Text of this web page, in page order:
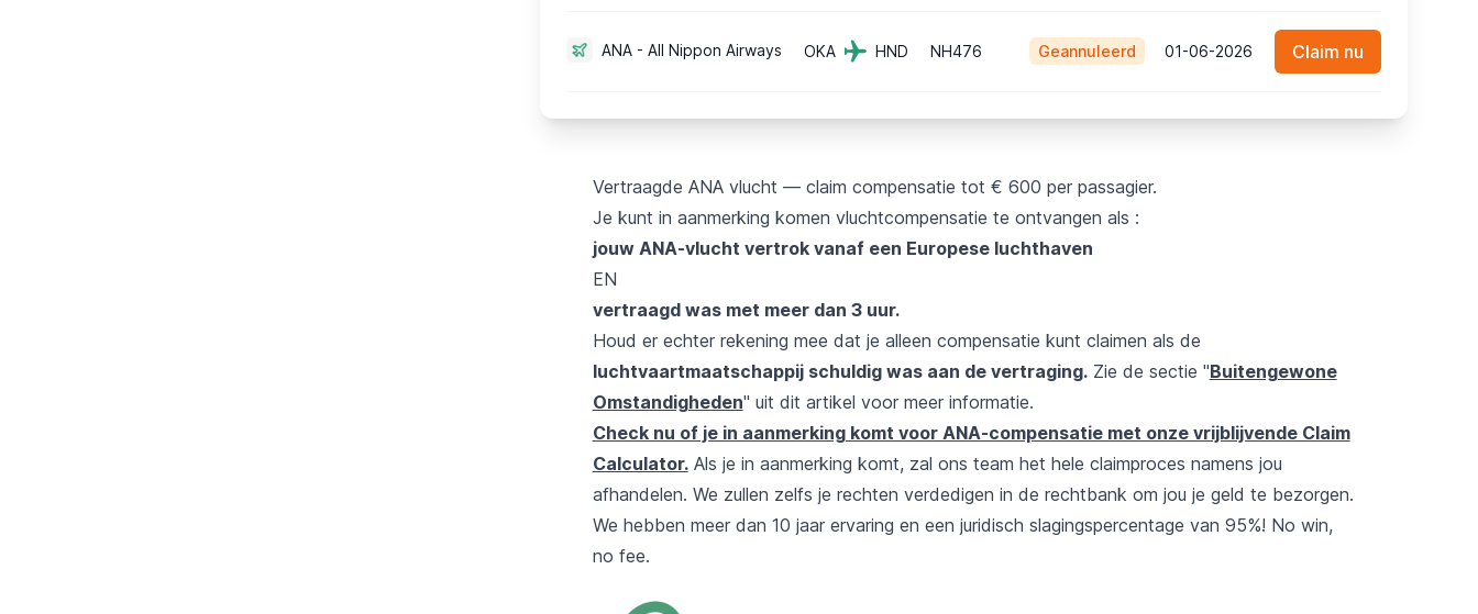
ANA - All Nippon Airways OKA HND NH476 Geannuleerd 01-06-2026 Claim nu
Vertraagde ANA vlucht — claim compensatie tot € 600 per passagier.
Je kunt in aanmerking komen vluchtcompensatie te ontvangen als :
jouw ANA-vlucht vertrok vanaf een Europese luchthaven
EN
vertraagd was met meer dan 3 uur.
Houd er echter rekening mee dat je alleen compensatie kunt claimen als de
luchtvaartmaatschappij schuldig was aan de vertraging.Zie de sectie "Buitengewone
Omstandigheden" uit dit artikel voor meer informatie.
Check nu of je in aanmerking komt voor ANA-compensatie met onze vrijblijvende Claim
Calculator.Als je in aanmerking komt, zal ons team het hele claimproces namens jou
afhandelen. We zullen zelfs je rechten verdedigen in de rechtbank om jou je geld te bezorgen.
We hebben meer dan 10 jaar ervaring en een juridisch slagingspercentage van 95%! No win,
no fee.